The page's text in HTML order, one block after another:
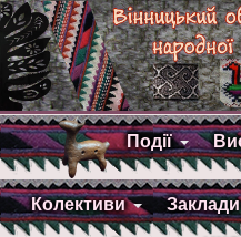
Події
Колективи Заклади